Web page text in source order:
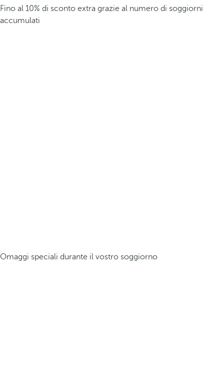
Fino al 10% di sconto extra grazie al numero di soggiorni
accumulati
Omaggi speciali durante il vostro soggiorno